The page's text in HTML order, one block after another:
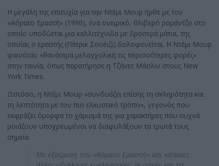
Η μεγάλη της επιτυχία για την Ντέμι Μουρ ήρθε με τον
«Αόρατο Εραστή» (1990), ένα ονειρικό, θλιβερό ρομάντζο στο
οποίο υποδύεται μια καλλιτέχνιδα με δροσερά μάτια, της
οποίας ο εραστής (Πάτρικ Σουέιζι) δολοφονείται. Η Ντέμι Μουρ
φαινόταν «θανάσιμα μελαγχολική τις περισσότερες φορές»
στην ταινία, όπως παρατήρησε η Τζάνετ Μάσλιν στους New
York Times.
Ωστόσο, η Ντέμι Μουρ «συνδυάζει επίσης τη σκληρότητα και
τη λεπτότητα με τον πιο ελκυστικό τρόπο», γεγονός που
εκφράζει όμορφα το χάρισμά της για χαρακτήρες που συχνά
μοιάζουν υποχρεωμένοι να διαφυλάξουν τα τρωτά τους
σημεία.
Με εξαίρεση τον «Αόρατο Εραστή» και κάποιες